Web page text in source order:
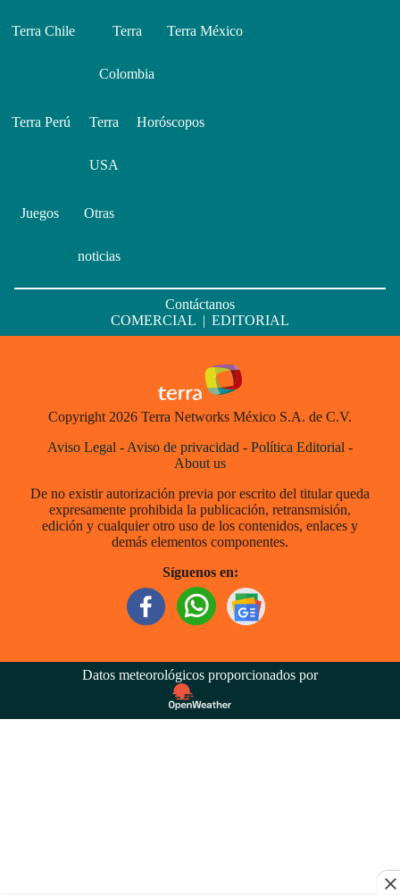
Terra Chile Terra
Colombia
Terra México
Terra Perú Terra
USA
Horóscopos
Juegos Otras
noticias
Contáctanos
COMERCIAL | EDITORIAL
Copyright 2026 Terra Networks México S.A. de C.V.
Aviso Legal - Aviso de privacidad - Política Editorial -
About us
De no existir autorización previa por escrito del titular queda
expresamente prohibida la publicación, retransmisión,
edición y cualquier otro uso de los contenidos, enlaces y
demás elementos componentes.
Síguenos en:
Datos meteorológicos proporcionados por